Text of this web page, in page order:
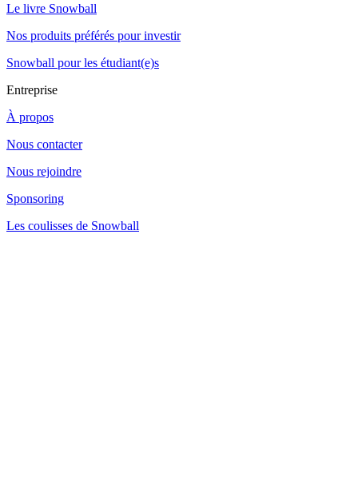
Le livre Snowball
Nos produits préférés pour investir
Snowball pour les étudiant(e)s
Entreprise
À propos
Nous contacter
Nous rejoindre
Sponsoring
Les coulisses de Snowball